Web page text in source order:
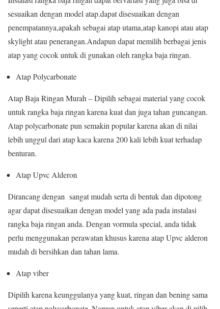
sesuaikan dengan model atap.dapat disesuaikan dengan
penempatannya,apakah sebagai atap utama,atap kanopi atau atap
skylight atau penerangan.Andapun dapat memilih berbagai jenis
atap yang cocok untuk di gunakan oleh rangka baja ringan.
Atap Polycarbonate
Atap Baja Ringan Murah – Dipilih sebagai material yang cocok
untuk rangka baja ringan karena kuat dan juga tahan guncangan.
Atap polycarbonate pun semakin popular karena akan di nilai
lebih unggul dari atap kaca karena 200 kali lebih kuat terhadap
benturan.
Atap Upvc Alderon
Dirancang dengan sangat mudah serta di bentuk dan dipotong
agar dapat disesuaikan dengan model yang ada pada instalasi
rangka baja ringan anda. Dengan vormula special, anda tidak
perlu menggunakan perawatan khusus karena atap Upvc alderon
mudah di bersihkan dan tahan lama.
Atap viber
Dipilih karena keunggulanya yang kuat, ringan dan bening sama